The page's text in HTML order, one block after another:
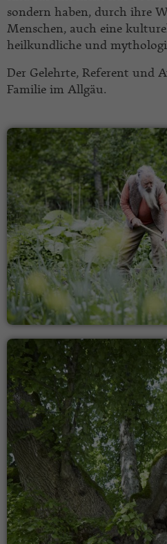
sondern haben, durch ihre
Menschen, auch eine
heilkundliche und
Der Gelehrte, Referent und
Familie im Allgäu.